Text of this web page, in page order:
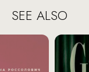
SEE ALSO